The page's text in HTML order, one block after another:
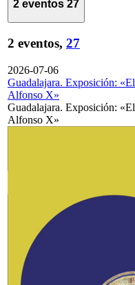
2 eventos 27
2 eventos, 27
2026-07-06
Guadalajara. Exposición:
Alfonso X»
Guadalajara. Exposición:
Alfonso X»